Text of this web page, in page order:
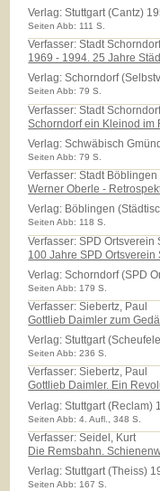
Verlag:Stuttgart (Cantz)
Seiten Abb: 111 S.
Verfasser: Stadt
1969 - 1994. 25 Jahre
Verlag:Schorndorf
Seiten Abb: 79 S.
Verfasser: Stadt
Schorndorf ein Kleinod im
Verlag:Schwäbisch
Seiten Abb: 79 S.
Verfasser: Stadt Böblingen
Werner Oberle -
Verlag: Böblingen
Seiten Abb: 118 S.
Verfasser: SPD Ortsverein
100 Jahre SPD Ortsverein
Verlag:Schorndorf (SPD
Seiten Abb: 179 S.
Verfasser: Siebertz, Paul
Gottlieb Daimler zum
Verlag:Stuttgart
Seiten Abb: 236 S.
Verfasser: Siebertz, Paul
Gottlieb Daimler. Ein
Verlag:Stuttgart (Reclam)
Seiten Abb: 4. Aufl., 348 S.
Verfasser: Seidel, Kurt
Die Remsbahn.
Verlag:Stuttgart (Theiss)
Seiten Abb: 167 S.